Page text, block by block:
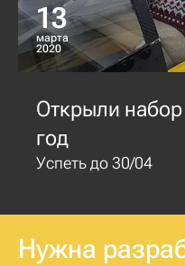
13
марта
2020
Открыли
год
Успеть до 30/04
Нужна